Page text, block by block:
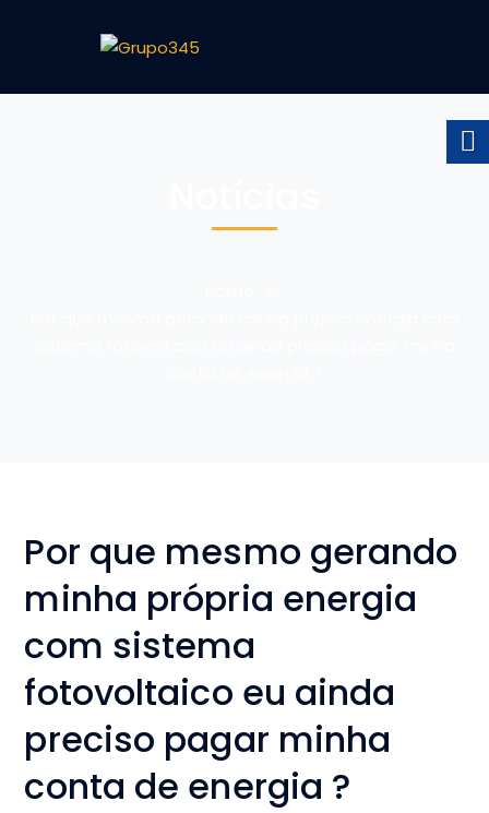
Por que mesmo gerando
minha própria energia
com sistema
fotovoltaico eu ainda
preciso pagar minha
conta de energia ?